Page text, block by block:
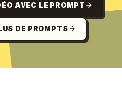
AVEC LE PROMPT
DE PROMPTS